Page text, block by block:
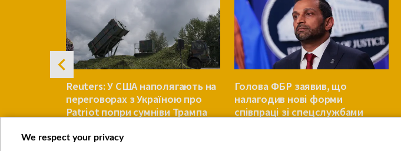
Reuters: У США наполягають на
переговорах з Україною про
Patriot попри сумніви Трампа
СВІТ
Голова ФБР заявив, що
налагодив нові форми
співпраці зі спецслужбами
We respect your privacy